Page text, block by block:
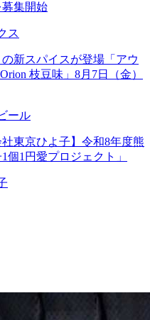
集開始
ス
新スパイスが登場「アウ
枝豆味」8月7日（金）
ール
東京ひよ子】令和8年度熊
1円愛プロジェクト」